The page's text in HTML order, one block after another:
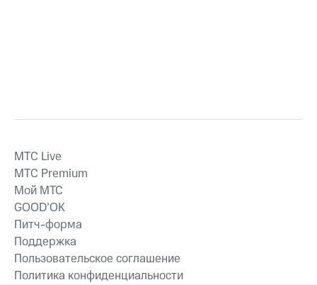
MTС Live
MTС Premium
Мой МТС
GOOD’OK
Питч-форма
Поддержка
Пользовательское соглашение
Политика конфиденциальности